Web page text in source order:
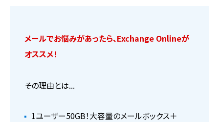
メールでお悩みがあったら、Exchange Onlineが
オススメ！
その理由とは...
1ユーザー50GB！大容量のメールボックス＋